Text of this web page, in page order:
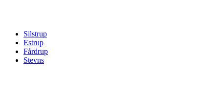
Silstrup
Estrup
Fårdrup
Stevns